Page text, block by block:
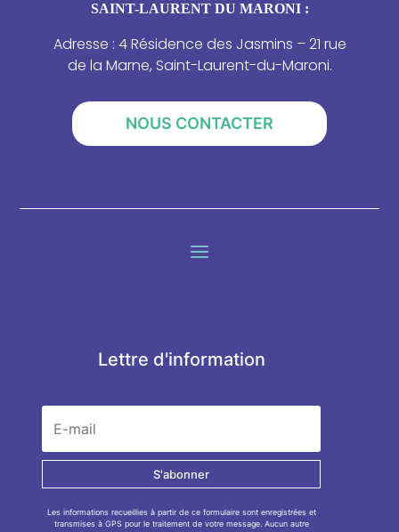
SAINT-LAURENT DU MARONI :
Adresse : 4 Résidence des Jasmins – 21 rue
de la Marne, Saint-Laurent-du-Maroni.
NOUS CONTACTER
Lettre d'information
S'abonner
Les informations recueillies à partir de ce formulaire sont enregistrées et
transmises à GPS pour le traitement de votre message. Aucun autre